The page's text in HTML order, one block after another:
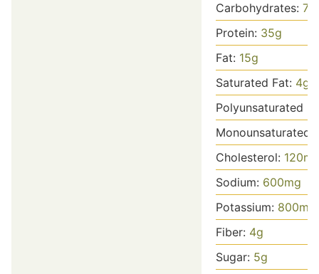
Carbohydrates: 70
Protein: 35g
Fat: 15g
Saturated Fat: 4g
Polyunsaturated
Monounsaturated
Cholesterol: 120
Sodium: 600mg
Potassium: 800mg
Fiber: 4g
Sugar: 5g